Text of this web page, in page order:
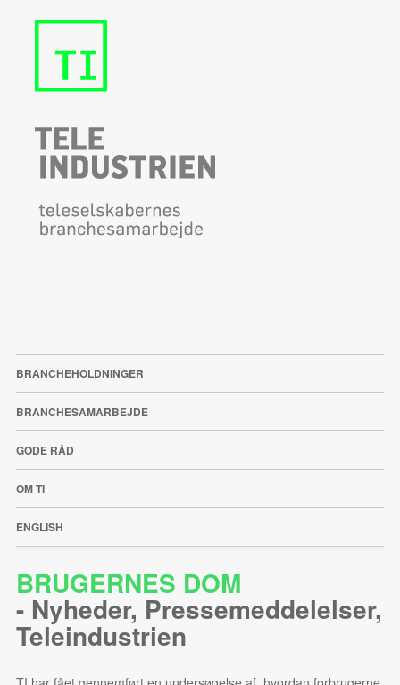
BRANCHEHOLDNINGER
BRANCHESAMARBEJDE
GODE RÅD
OM TI
ENGLISH
BRUGERNES DOM
- Nyheder, Pressemeddelelser,
Teleindustrien